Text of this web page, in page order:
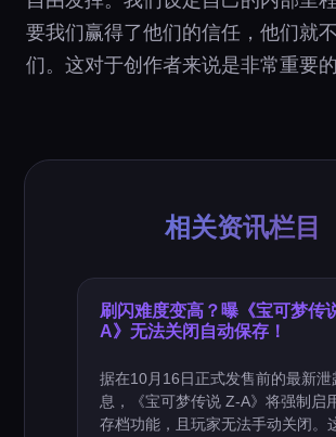
要我们赢得了他们的信任，他们就
们。这对于创作者来说是非常重要
相关资讯栏目
刷闪难度变高？曝《宝可梦传
A》无法关闭自动保存！
据在10月16日正式发售前的最新泄
息，《宝可梦传说 Z-A》将强制启
存档功能，且玩家无法手动关闭。